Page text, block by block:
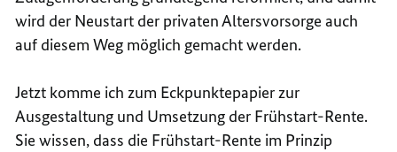
wird der Neustart der privaten Altersvorsorge auch
auf diesem Weg möglich gemacht werden.
Jetzt komme ich zum Eckpunktepapier zur
Ausgestaltung und Umsetzung der Frühstart-Rente.
Sie wissen, dass die Frühstart-Rente im Prinzip